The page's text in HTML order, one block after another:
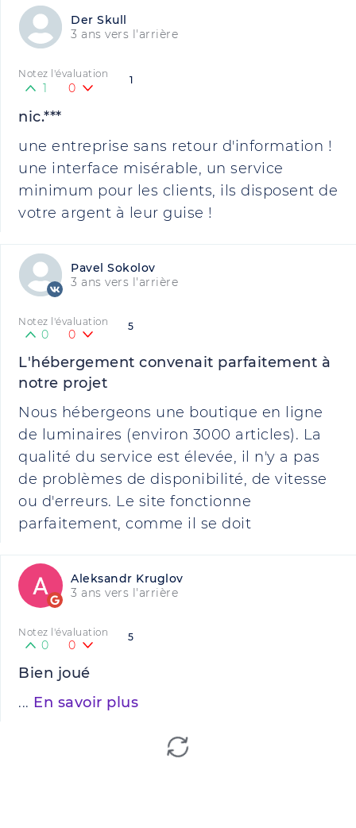
Der Skull
3 ans vers l'arrière
1
Notez l'évaluation
1 0
nic.***
une entreprise sans retour d'information !
une interface misérable, un service
minimum pour les clients, ils disposent de
votre argent à leur guise !
Pavel Sokolov
3 ans vers l'arrière
5
Notez l'évaluation
0 0
L'hébergement convenait parfaitement à
notre projet
Nous hébergeons une boutique en ligne
de luminaires (environ 3000 articles). La
qualité du service est élevée, il n'y a pas
de problèmes de disponibilité, de vitesse
ou d'erreurs. Le site fonctionne
parfaitement, comme il se doit
Aleksandr Kruglov
3 ans vers l'arrière
5
Notez l'évaluation
0 0
Bien joué
... En savoir plus